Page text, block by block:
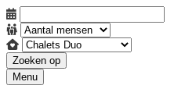
Zoeken op
Menu